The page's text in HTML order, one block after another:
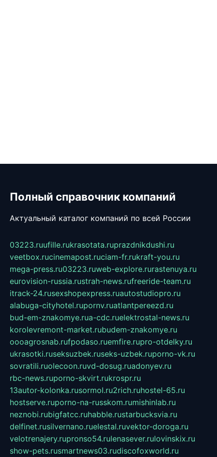
Полный справочник компаний
Актуальный каталог компаний по всей России
03223.ruufille.rukrasotata.ruprazdnikdushi.ru
veetbox.rucinemapost.ruciam-fr.rukraft-you.ru
mega-press.ru03223.ruweb-explore.rurastenuya.ru
eurovision-russia.rustrah-news.rufreeride-team.ru
itrack-24.rusexshopexpress.ruautostudiopro.ru
alabuga-cityhotel.rupornv.ruatlantpereezd.ru
bud-em-znakomye.rua-cdc.ruelektrostal-news.ru
korolevremont-market.rubudem-znakomye.ru
oooagrosnab.rufpodaso.ruemfire.rupro-otdelky.ru
ukrasotki.ruseksuzbek.ruseks-uzbek.ruporno-vk.ru
sovratili.ruolecoon.ruvd-dosug.ruadonyev.ru
rbc-news.ruporno-skvirt.rukrospr.ru
13autor-kolonka.rusormol.ru2rich.ruhostel-65.ru
hostserve.ruporno-na-russkom.rumishinlab.ru
neznobi.rubigfatcc.ruhabble.rustarbucksvia.ru
delfinet.rusilvernano.ruelestal.ruvektor-doroga.ru
velotrenajery.rupronso54.rulenasever.rulovinskix.ru
show-pets.rusmartnews03.rudiscofoxworld.ru